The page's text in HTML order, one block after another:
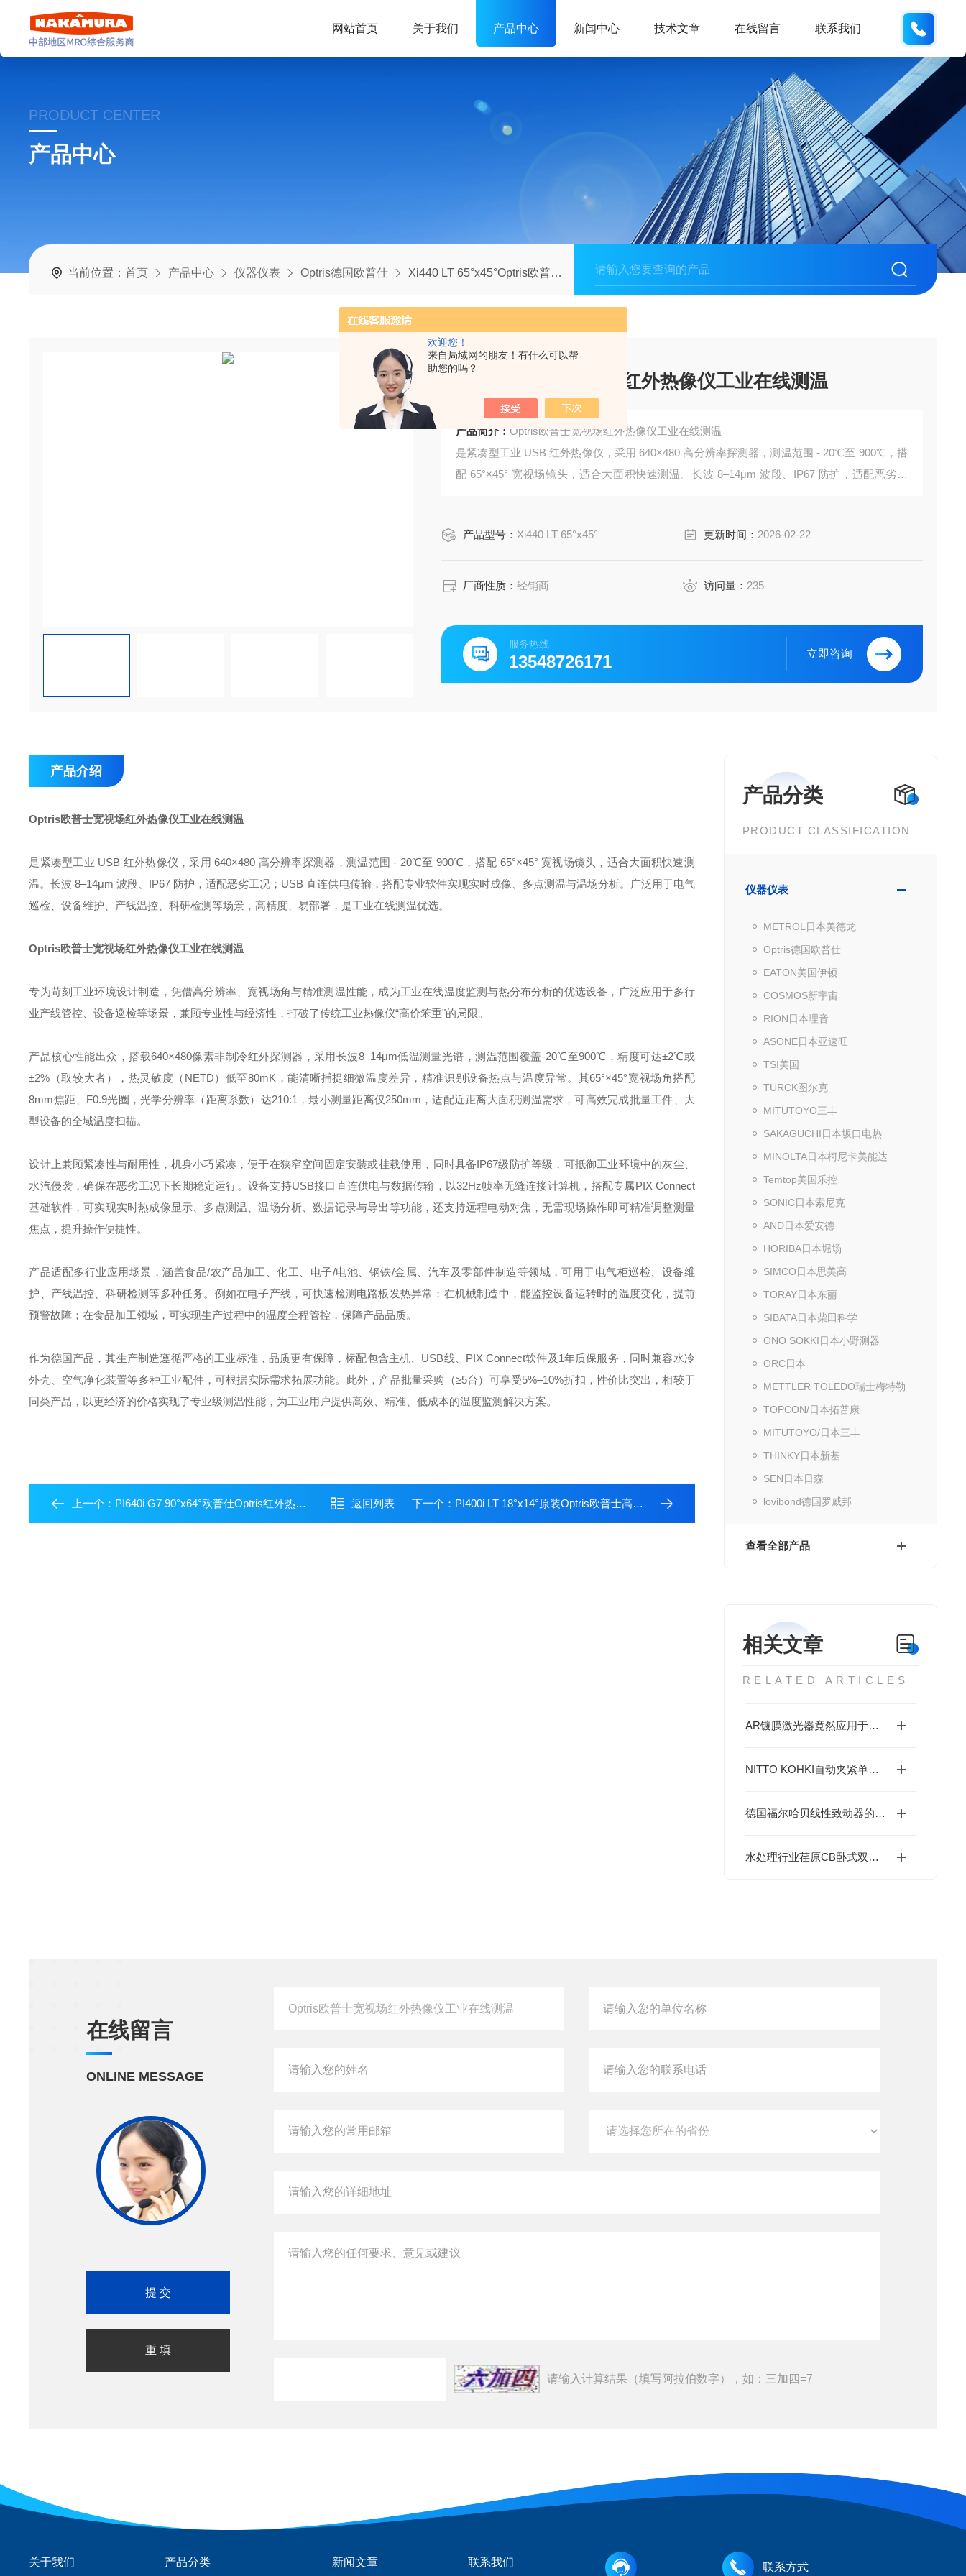
欢迎您！
来自局域网的朋友！有什么可以帮
助您的吗？
网站首页 关于我们 产品中心 新闻中心 技术文章 在线留言 联系我们
PRODUCT CENTER
产品中心
当前位置：首页 产品中心 仪器仪表 Optris德国欧普仕 Xi440 LT 65°x45°Optris欧普士宽视场红外热像仪工业在线测温
Optris欧普士宽视场红外热像仪工业在线测温
产品简介：Optris欧普士宽视场红外热像仪工业在线测温
是紧凑型工业 USB 红外热像仪，采用 640×480 高分辨率探测器，测温范围 - 20℃至 900℃，搭
配 65°×45° 宽视场镜头，适合大面积快速测温。长波 8–14μm 波段、IP67 防护，适配恶劣工
产品型号： Xi440 LT 65°x45° 更新时间： 2026-02-22
厂商性质：经销商 访问量： 235
服务热线
13548726171 立即咨询
产品分类
PRODUCT CLASSIFICATION
仪器仪表
METROL日本美德龙
Optris德国欧普仕
EATON美国伊顿
COSMOS新宇宙
RION日本理音
ASONE日本亚速旺
TSI美国
TURCK图尔克
MITUTOYO三丰
SAKAGUCHI日本坂口电热
MINOLTA日本柯尼卡美能达
Temtop美国乐控
SONIC日本索尼克
AND日本爱安德
HORIBA日本堀场
SIMCO日本思美高
TORAY日本东丽
SIBATA日本柴田科学
ONO SOKKI日本小野测器
ORC日本
METTLER TOLEDO瑞士梅特勒
TOPCON/日本拓普康
MITUTOYO/日本三丰
THINKY日本新基
SEN日本日森
lovibond德国罗威邦
查看全部产品
相关文章
RELATED ARTICLES
AR镀膜激光器竟然应用于以下几大领域中
NITTO KOHKI自动夹紧单元MACU-S-20KN的操作使用
德国福尔哈贝线性致动器的特性
水处理行业荏原CB卧式双吸泵执行标准与运维规范
产品介绍
Optris欧普士宽视场红外热像仪工业在线测温
是紧凑型工业 USB 红外热像仪，采用 640×480 高分辨率探测器，测温范围 - 20℃至 900℃，搭配 65°×45° 宽视场镜头，适合大面积快速测
温。长波 8–14μm 波段、IP67 防护，适配恶劣工况；USB 直连供电传输，搭配专业软件实现实时成像、多点测温与温场分析。广泛用于电气
巡检、设备维护、产线温控、科研检测等场景，高精度、易部署，是工业在线测温优选。
Optris欧普士宽视场红外热像仪工业在线测温
专为苛刻工业环境设计制造，凭借高分辨率、宽视场角与精准测温性能，成为工业在线温度监测与热分布分析的优选设备，广泛应用于多行
业产线管控、设备巡检等场景，兼顾专业性与经济性，打破了传统工业热像仪“高价笨重"的局限。
产品核心性能出众，搭载640×480像素非制冷红外探测器，采用长波8–14μm低温测量光谱，测温范围覆盖-20℃至900℃，精度可达±2℃或
±2%（取较大者），热灵敏度（NETD）低至80mK，能清晰捕捉细微温度差异，精准识别设备热点与温度异常。其65°×45°宽视场角搭配
8mm焦距、F0.9光圈，光学分辨率（距离系数）达210:1，最小测量距离仅250mm，适配近距离大面积测温需求，可高效完成批量工件、大
型设备的全域温度扫描。
设计上兼顾紧凑性与耐用性，机身小巧紧凑，便于在狭窄空间固定安装或挂载使用，同时具备IP67级防护等级，可抵御工业环境中的灰尘、
水汽侵袭，确保在恶劣工况下长期稳定运行。设备支持USB接口直连供电与数据传输，以32Hz帧率无缝连接计算机，搭配专属PIX Connect
基础软件，可实现实时热成像显示、多点测温、温场分析、数据记录与导出等功能，还支持远程电动对焦，无需现场操作即可精准调整测量
焦点，提升操作便捷性。
产品适配多行业应用场景，涵盖食品/农产品加工、化工、电子/电池、钢铁/金属、汽车及零部件制造等领域，可用于电气柜巡检、设备维
护、产线温控、科研检测等多种任务。例如在电子产线，可快速检测电路板发热异常；在机械制造中，能监控设备运转时的温度变化，提前
预警故障；在食品加工领域，可实现生产过程中的温度全程管控，保障产品品质。
作为德国产品，其生产制造遵循严格的工业标准，品质更有保障，标配包含主机、USB线、PIX Connect软件及1年质保服务，同时兼容水冷
外壳、空气净化装置等多种工业配件，可根据实际需求拓展功能。此外，产品批量采购（≥5台）可享受5%–10%折扣，性价比突出，相较于
同类产品，以更经济的价格实现了专业级测温性能，为工业用户提供高效、精准、低成本的温度监测解决方案。
上一个： PI640i G7 90°x64°欧普仕Optris红外热像仪玻璃工业专用测温仪 返回列表 下一个： PI400i LT 18°x14°原装Optris欧普士高精度工业在线测温热像仪
在线留言
ONLINE MESSAGE
请输入计算结果（填写阿拉伯数字），如：三加四=7
关于我们 产品分类 新闻文章 联系我们 联系方式